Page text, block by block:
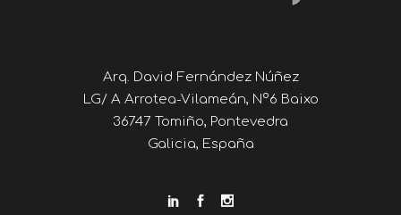
Arq. David Fernández Núñez
LG/ A Arrotea-Vilameán, Nº6 Baixo
36747 Tomiño, Pontevedra
Galicia, España